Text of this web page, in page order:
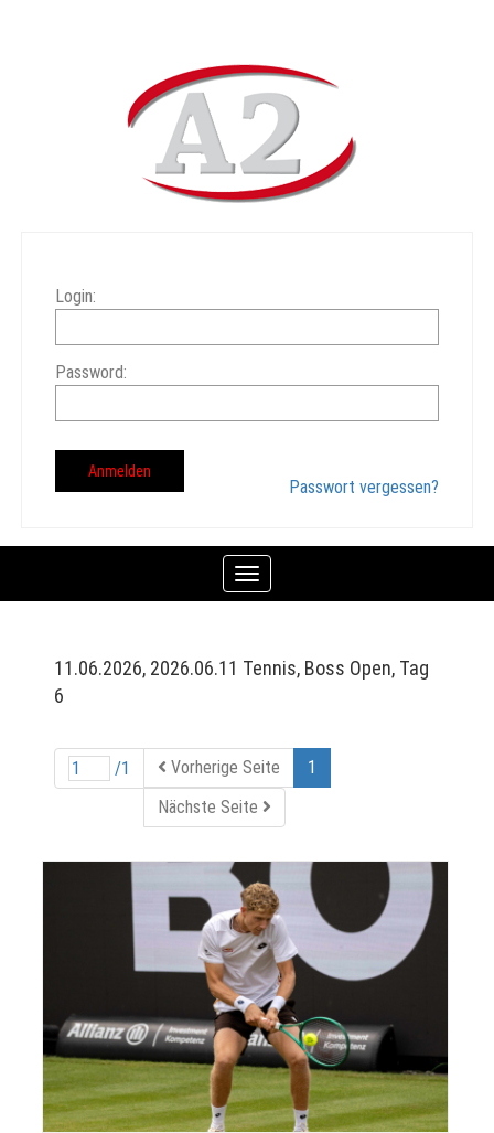
Login:
Password:
Passwort vergessen?
Toggle
navigation
11.06.2026, 2026.06.11 Tennis, Boss Open, Tag
6
/1 Vorherige Seite
1
Nächste Seite